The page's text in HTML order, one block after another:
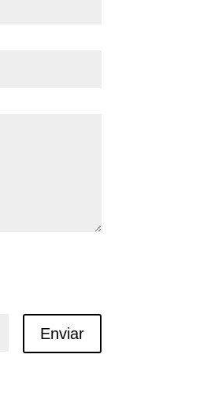
Enviar